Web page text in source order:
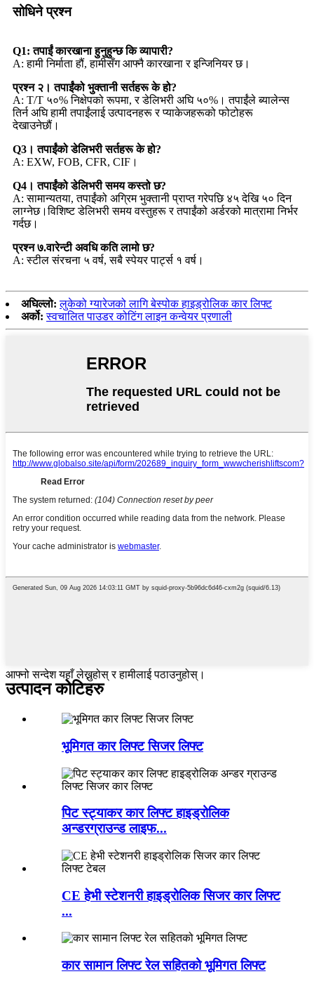
सोधिने प्रश्न
Q1: तपाईं कारखाना हुनुहुन्छ कि व्यापारी?
A: हामी निर्माता हौं, हामीसँग आफ्नै कारखाना र इन्जिनियर छ।
प्रश्न २। तपाईंको भुक्तानी सर्तहरू के हो?
A: T/T ५०% निक्षेपको रूपमा, र डेलिभरी अघि ५०%। तपाईंले ब्यालेन्स
तिर्न अघि हामी तपाईंलाई उत्पादनहरू र प्याकेजहरूको फोटोहरू
देखाउनेछौं।
Q3। तपाईंको डेलिभरी सर्तहरू के हो?
A: EXW, FOB, CFR, CIF।
Q4। तपाईंको डेलिभरी समय कस्तो छ?
A: सामान्यतया, तपाईंको अग्रिम भुक्तानी प्राप्त गरेपछि ४५ देखि ५० दिन
लाग्नेछ।विशिष्ट डेलिभरी समय वस्तुहरू र तपाईंको अर्डरको मात्रामा निर्भर
गर्दछ।
प्रश्न ७.वारेन्टी अवधि कति लामो छ?
A: स्टील संरचना ५ वर्ष, सबै स्पेयर पार्ट्स १ वर्ष।
अघिल्लो: लुकेको ग्यारेजको लागि बेस्पोक हाइड्रोलिक कार लिफ्ट
अर्को: स्वचालित पाउडर कोटिंग लाइन कन्वेयर प्रणाली
आफ्नो सन्देश यहाँ लेख्नुहोस् र हामीलाई पठाउनुहोस्।
उत्पादन कोटिहरु
भूमिगत कार लिफ्ट सिजर लिफ्ट
पिट स्ट्याकर कार लिफ्ट हाइड्रोलिक
अन्डरग्राउन्ड लाइफ...
CE हेभी स्टेशनरी हाइड्रोलिक सिजर कार लिफ्ट
...
कार सामान लिफ्ट रेल सहितको भूमिगत लिफ्ट